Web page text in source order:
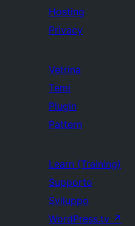
Hosting
Privacy
Vetrina
Temi
Plugin
Pattern
Learn (Training)
Supporto
Sviluppo
WordPress.tv ↗